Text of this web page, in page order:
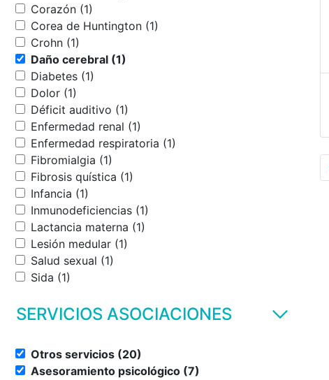
Corazón (1)
Corea de Huntington (1)
Crohn (1)
Daño cerebral (1)
Diabetes (1)
Dolor (1)
Déficit auditivo (1)
Enfermedad renal (1)
Enfermedad respiratoria (1)
Fibromialgia (1)
Fibrosis quística (1)
Infancia (1)
Inmunodeficiencias (1)
Lactancia materna (1)
Lesión medular (1)
Salud sexual (1)
Sida (1)
SERVICIOS ASOCIACIONES
Otros servicios (20)
Asesoramiento psicológico (7)